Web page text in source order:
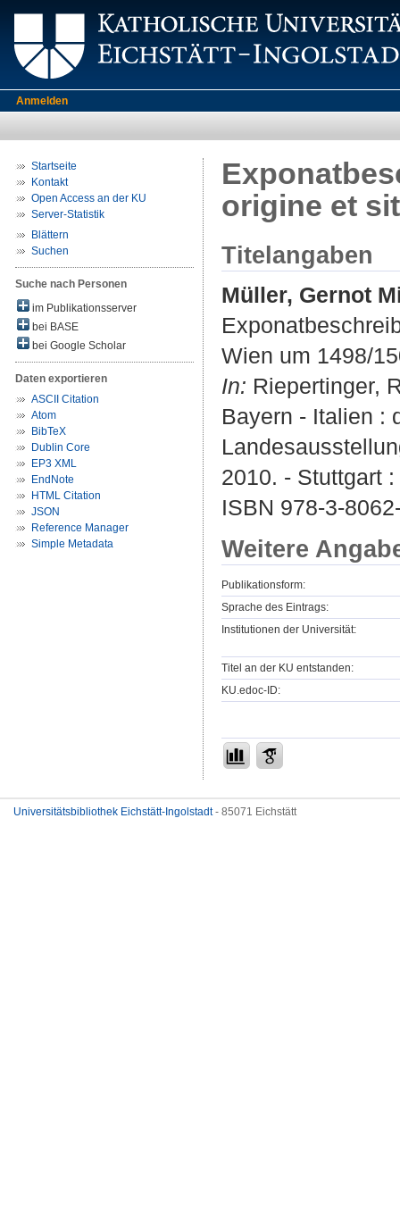
Anmelden
Startseite
Kontakt
Open Access an der KU
Server-Statistik
Blättern
Suchen
Suche nach Personen
im Publikationsserver
bei BASE
bei Google Scholar
Daten exportieren
ASCII Citation
Atom
BibTeX
Dublin Core
EP3 XML
EndNote
HTML Citation
JSON
Reference Manager
Simple Metadata
origine et
Titelangaben
Müller, Gernot
Wien um 1498/
In: Riepertinger,
Bayern - Italien :
2010. - Stuttgart
ISBN 978-3-
Weitere
Publikationsform:
Sprache des Eintrags:
Institutionen der Universität:
Titel an der KU entstanden:
KU.edoc-ID:
Universitätsbibliothek Eichstätt-Ingolstadt- 85071 Eichstätt